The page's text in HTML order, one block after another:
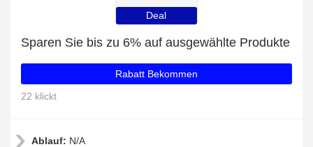
Deal
Sparen Sie bis zu 6% auf ausgewählte Produkte
Rabatt Bekommen
22 klickt
Ablauf: N/A